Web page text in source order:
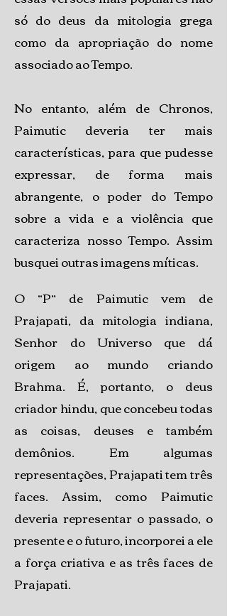
só do deus da mitologia grega
como da apropriação do nome
associado ao Tempo.
No entanto, além de Chronos,
Paimutic deveria ter mais
características, para que pudesse
expressar, de forma mais
abrangente, o poder do Tempo
sobre a vida e a violência que
caracteriza nosso Tempo. Assim
busquei outras imagens míticas.
O “P” de Paimutic vem de
Prajapati, da mitologia indiana,
Senhor do Universo que dá
origem ao mundo criando
Brahma. É, portanto, o deus
criador hindu, que concebeu todas
as coisas, deuses e também
demônios. Em algumas
representações, Prajapati tem três
faces. Assim, como Paimutic
deveria representar o passado, o
presente e o futuro, incorporei a ele
a força criativa e as três faces de
Prajapati.